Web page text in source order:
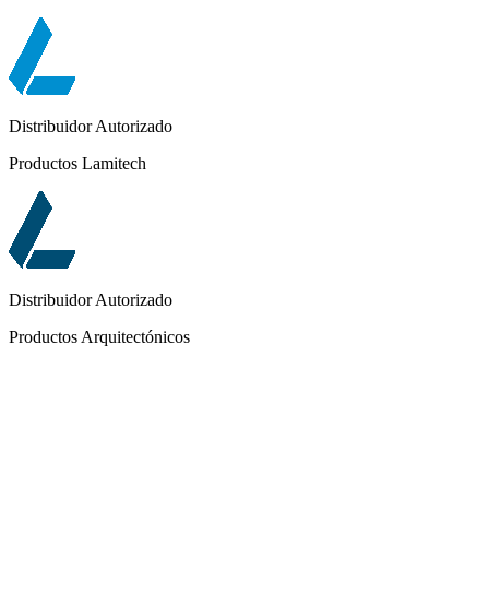
Distribuidor Autorizado
Productos Lamitech
Distribuidor Autorizado
Productos Arquitectónicos